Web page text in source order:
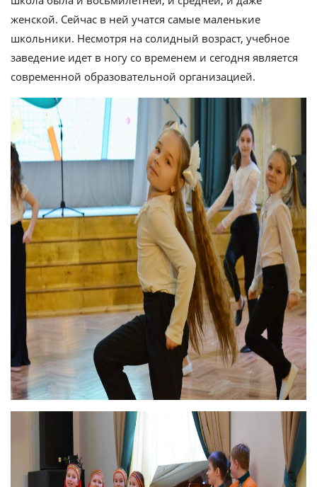
женской. Сейчас в ней учатся самые маленькие
школьники. Несмотря на солидный возраст, учебное
заведение идет в ногу со временем и сегодня является
современной образовательной организацией.